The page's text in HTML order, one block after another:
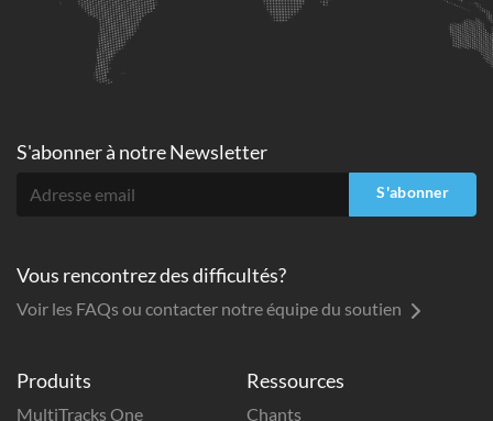
Produits
MultiTracks One
Ressources
Chants
S'abonner à notre Newsletter
S'abonner
Vous rencontrez des difficultés?
Voir les FAQs ou contacter notre équipe du soutien